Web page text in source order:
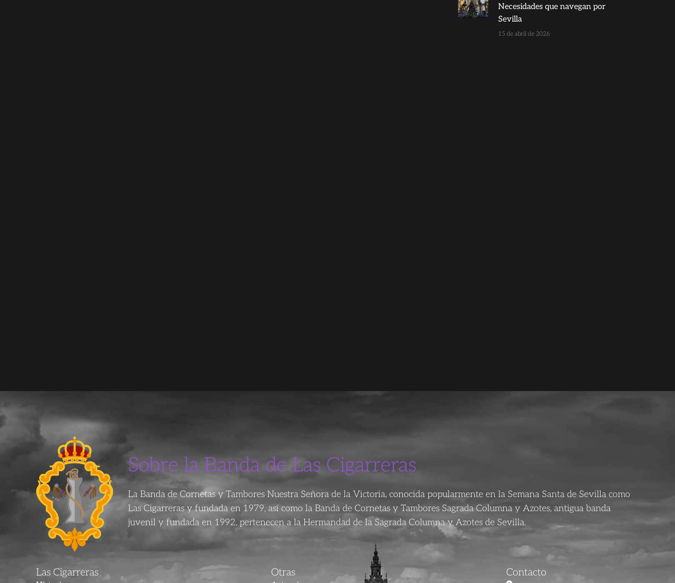
Necesidades que navegan por
Sevilla
15 de abril de 2026
Sobre la Banda de Las Cigarreras
La Banda de Cornetas y Tambores Nuestra Señora de la Victoria, conocida popularmente en la Semana Santa de Sevilla como
Las Cigarreras y fundada en 1979, así como la Banda de Cornetas y Tambores Sagrada Columna y Azotes, antigua banda
juvenil y fundada en 1992, pertenecen a la Hermandad de la Sagrada Columna y Azotes de Sevilla.
Las Cigarreras Otras Contacto